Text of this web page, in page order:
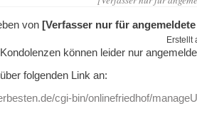
von [Verfasser nur für
Erstellt
können leider nur
folgenden Link an:
cgi-bin/onlinefriedhof/